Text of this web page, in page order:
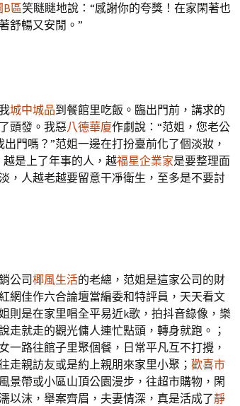
B區笑瞇瞇地說：“感謝你的夸獎！在家閑著也
舒暢又安閒。”
城中城品到餐館里吃飯。臨出門前，講求的
頭發。我惡八德華廈作劇說：“范姐，您老公
門嗎？”范姐一邊在打扮臺前化了個淡妝，
越是上了年事的人，越福星企業家是要整理面
，人越老越要留意干凈衛生，至多是不要討
公司椰風生活的老總，范姐是這家公司的財
網佳作六合論壇當編委和特評員，天天看文
則是在家里唱全平易近k歌，拍抖音錄像，樂
走就走的觀光傭人連忙點頭，轉身就跑。；
一路往館子里聚個餐，日常平凡互不打攪，
走親訪友或是約上親朋來家里小聚； 歡喜市
景帶或小區山頂公園漫步，往超市購物，閑
以沫，舉案齊眉，夫妻情深，真是活成了靜